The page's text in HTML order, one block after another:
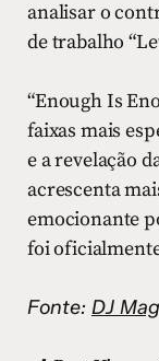
analisar o
de trabalho
“Enough Is
faixas mais
e a revelação
acrescenta
emocionante
foi
Fonte: DJ Mag